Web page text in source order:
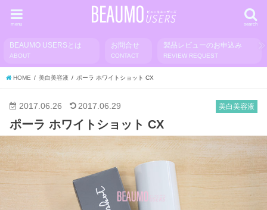
search
menu
BEAUMO USERSとは
ABOUT
お問合せ
CONTACT
製品レビューのお申込み
REVIEW REQUEST
HOME 美白美容液 ポーラ ホワイトショット CX
美白美容液
2017.06.26 2017.06.29
ポーラ ホワイトショット CX